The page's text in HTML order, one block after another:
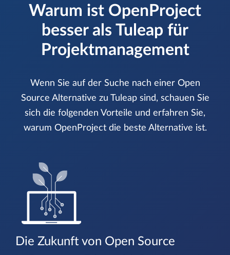
Warum ist OpenProject
besser als Tuleap für
Projektmanagement
Wenn Sie auf der Suche nach einer Open
Source Alternative zu Tuleap sind, schauen Sie
sich die folgenden Vorteile und erfahren Sie,
warum OpenProject die beste Alternative ist.
Die Zukunft von Open Source